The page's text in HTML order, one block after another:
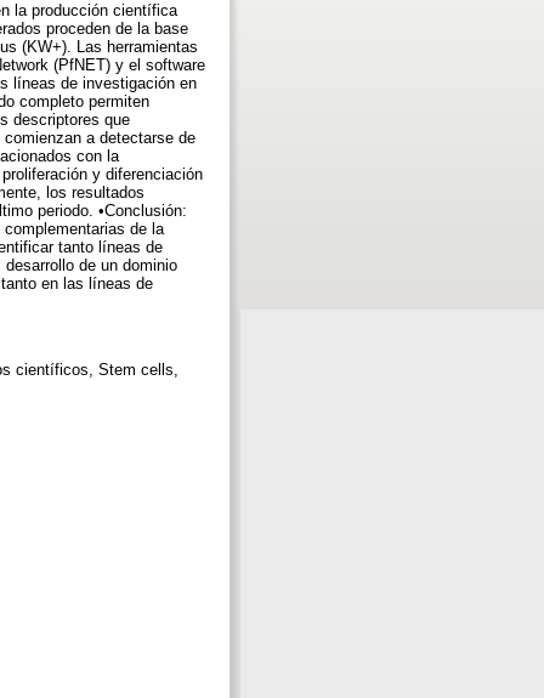
la producción científica
proceden de la base
(KW+). Las herramientas
(PfNET) y el software
líneas de investigación en
completo permiten
descriptores que
a detectarse de
con la
y diferenciación
los resultados
periodo. •Conclusión:
de la
tanto líneas de
de un dominio
en las líneas de
científicos, Stem cells,